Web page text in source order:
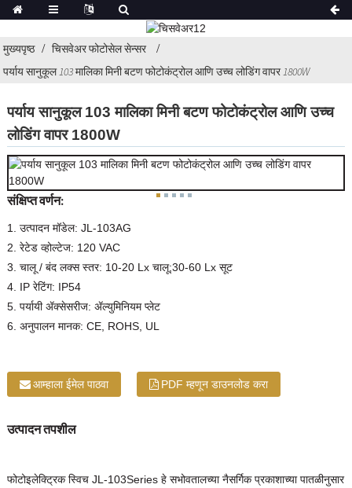
मुख्यपृष्ठ
चिसवेअर फोटोसेल सेन्सर
पर्याय सानुकूल 103 मालिका मिनी बटण फोटोकंट्रोल आणि उच्च लोडिंग वापर 1800W
पर्याय सानुकूल 103 मालिका मिनी बटण फोटोकंट्रोल आणि उच्च
लोडिंग वापर 1800W
संक्षिप्त वर्णन:
1. उत्पादन मॉडेल: JL-103AG
2. रेटेड व्होल्टेज: 120 VAC
3. चालू / बंद लक्स स्तर: 10-20 Lx चालू;30-60 Lx सूट
4. IP रेटिंग: IP54
5. पर्यायी ॲक्सेसरीज: ॲल्युमिनियम प्लेट
6. अनुपालन मानक: CE, ROHS, UL
आम्हाला ईमेल पाठवा PDF म्हणून डाउनलोड करा
उत्पादन तपशील
फोटोइलेक्ट्रिक स्विच JL-103Series हे सभोवतालच्या नैसर्गिक प्रकाशाच्या पातळीनुसार